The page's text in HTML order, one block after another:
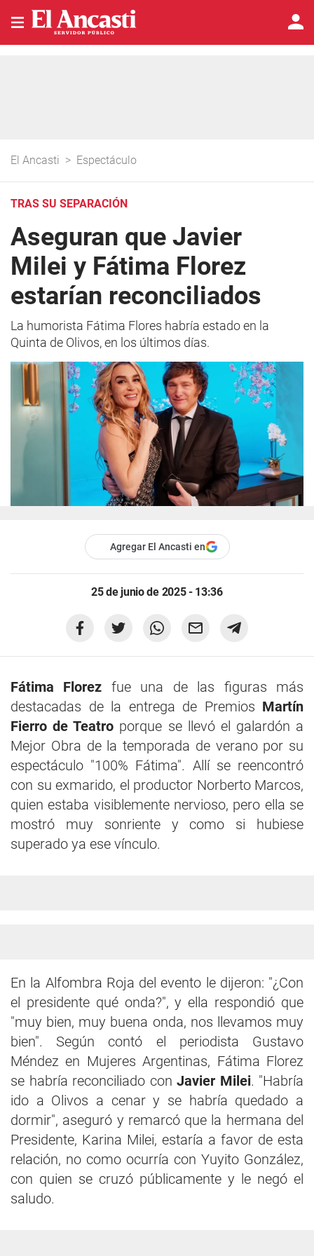
El Ancasti > Espectáculo
TRAS SU SEPARACIÓN
Aseguran que Javier
Milei y Fátima Florez
estarían reconciliados
La humorista Fátima Flores habría estado en la
Quinta de Olivos, en los últimos días.
Agregar El Ancasti en
25 de junio de 2025 - 13:36
Fátima Florez fue una de las figuras más
destacadas de la entrega de Premios Martín
Fierro de Teatro porque se llevó el galardón a
Mejor Obra de la temporada de verano por su
espectáculo "100% Fátima". Allí se reencontró
con su exmarido, el productor Norberto Marcos,
quien estaba visiblemente nervioso, pero ella se
mostró muy sonriente y como si hubiese
superado ya ese vínculo.
En la Alfombra Roja del evento le dijeron: "¿Con
el presidente qué onda?", y ella respondió que
"muy bien, muy buena onda, nos llevamos muy
bien". Según contó el periodista Gustavo
Méndez en Mujeres Argentinas, Fátima Florez
se habría reconciliado con Javier Milei. "Habría
ido a Olivos a cenar y se habría quedado a
dormir", aseguró y remarcó que la hermana del
Presidente, Karina Milei, estaría a favor de esta
relación, no como ocurría con Yuyito González,
con quien se cruzó públicamente y le negó el
saludo.